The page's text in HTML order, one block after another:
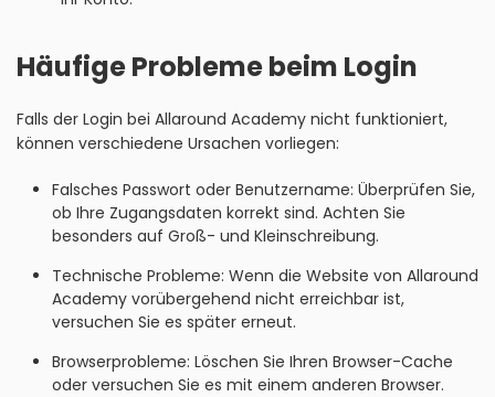
Häufige Probleme beim Login
Falls der Login bei Allaround Academy nicht funktioniert,
können verschiedene Ursachen vorliegen:
Falsches Passwort oder Benutzername: Überprüfen Sie,
ob Ihre Zugangsdaten korrekt sind. Achten Sie
besonders auf Groß- und Kleinschreibung.
Technische Probleme: Wenn die Website von Allaround
Academy vorübergehend nicht erreichbar ist,
versuchen Sie es später erneut.
Browserprobleme: Löschen Sie Ihren Browser-Cache
oder versuchen Sie es mit einem anderen Browser.